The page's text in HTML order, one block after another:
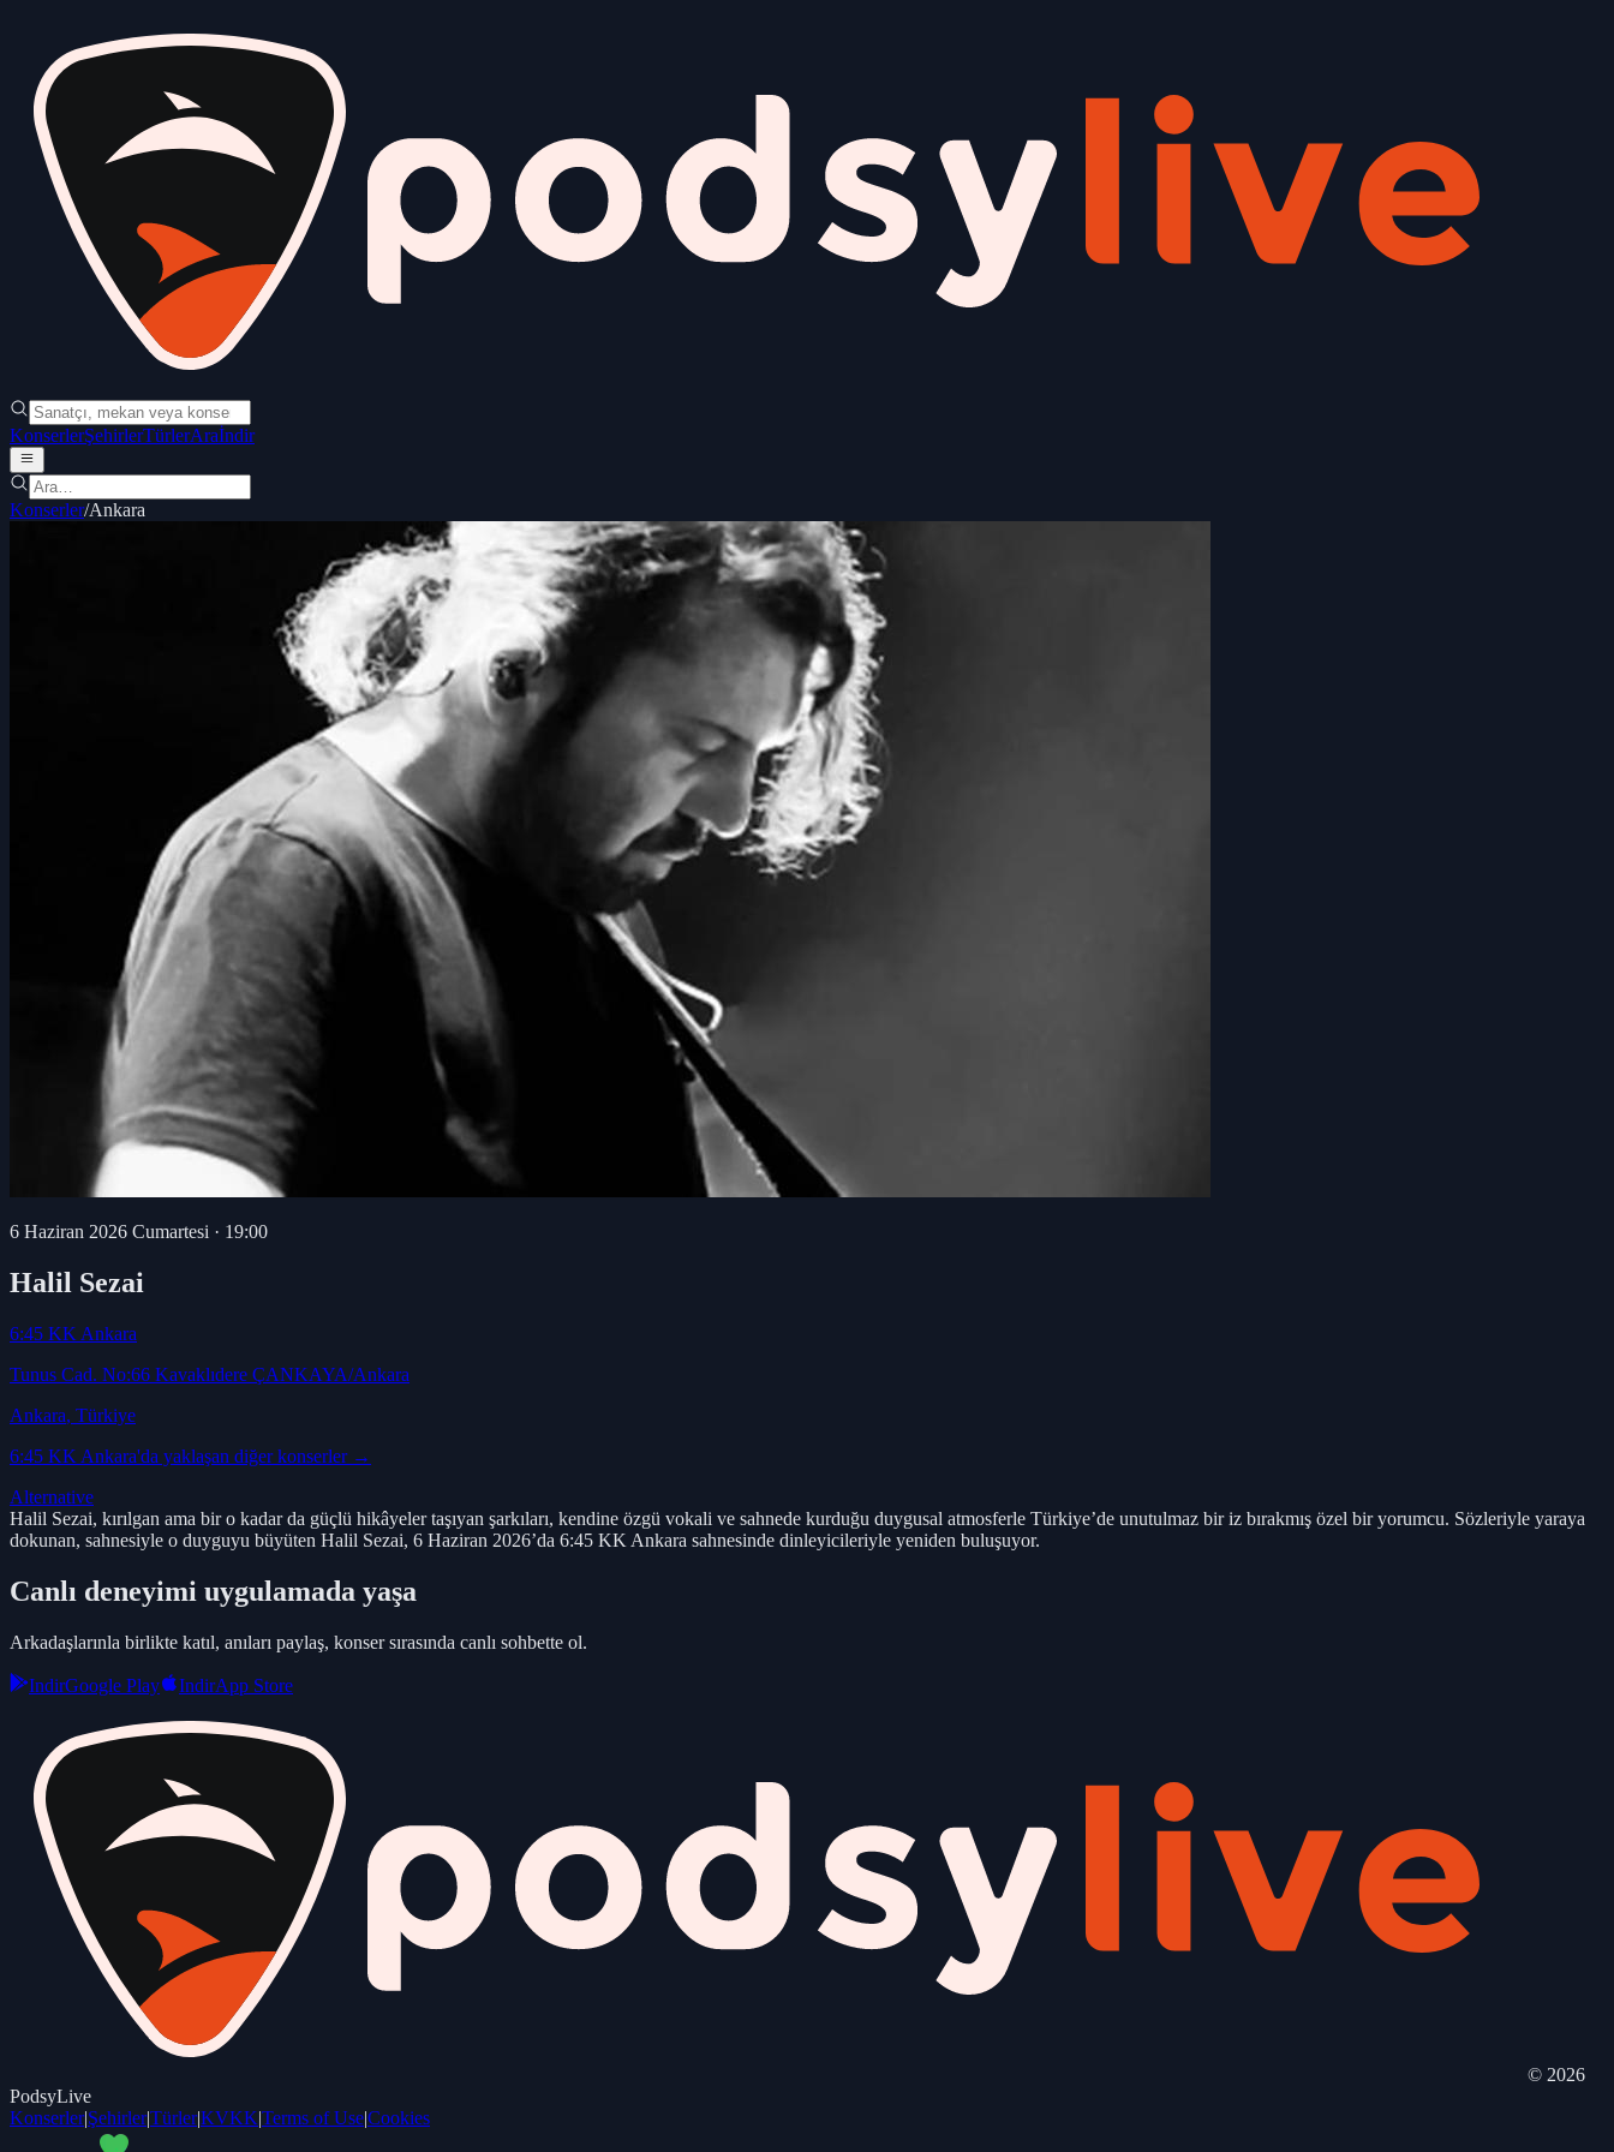
KonserlerŞehirlerTürlerAraİndir
Konserler/Ankara
6 Haziran 2026 Cumartesi · 19:00
Halil Sezai
6:45 KK Ankara
Tunus Cad. No:66 Kavaklıdere ÇANKAYA/Ankara
Ankara, Türkiye
6:45 KK Ankara'da yaklaşan diğer konserler →
Alternative
Halil Sezai, kırılgan ama bir o kadar da güçlü hikâyeler taşıyan şarkıları, kendine özgü vokali ve sahnede kurduğu duygusal atmosferle Türkiye’de unutulmaz bir iz bırakmış özel bir yorumcu. Sözleriyle yaraya
dokunan, sahnesiyle o duyguyu büyüten Halil Sezai, 6 Haziran 2026’da 6:45 KK Ankara sahnesinde dinleyicileriyle yeniden buluşuyor.
Canlı deneyimi uygulamada yaşa
Arkadaşlarınla birlikte katıl, anıları paylaş, konser sırasında canlı sohbette ol.
IndirGoogle Play IndirApp Store
© 2026
PodsyLive
Konserler|Şehirler|Türler|KVKK|Terms of Use|Cookies